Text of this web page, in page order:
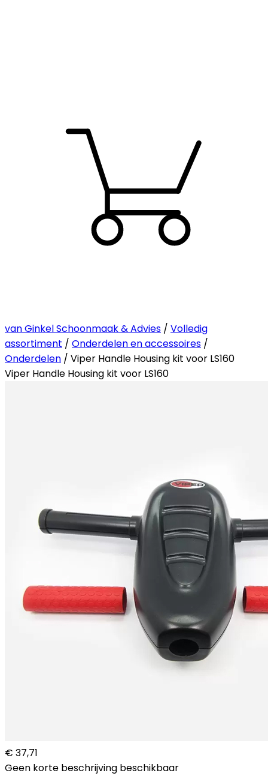
van Ginkel Schoonmaak & Advies / Volledig
assortiment / Onderdelen en accessoires /
Onderdelen / Viper Handle Housing kit voor LS160
Viper Handle Housing kit voor LS160
€ 37,71
Geen korte beschrijving beschikbaar